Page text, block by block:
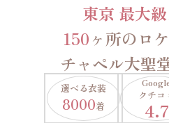
東京 最大級
150ヶ所のロ
チャペル大聖
選べる衣装
8000着
クチコ
4.7